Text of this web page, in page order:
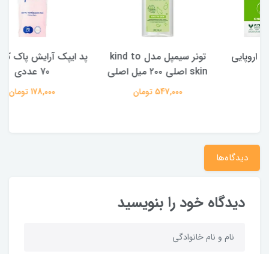
تونر سیمپل مدل kind to
پد ایپک آرایش پاک کن بسته
دیدگاه‌ها
دیدگاه خود را بنویسید